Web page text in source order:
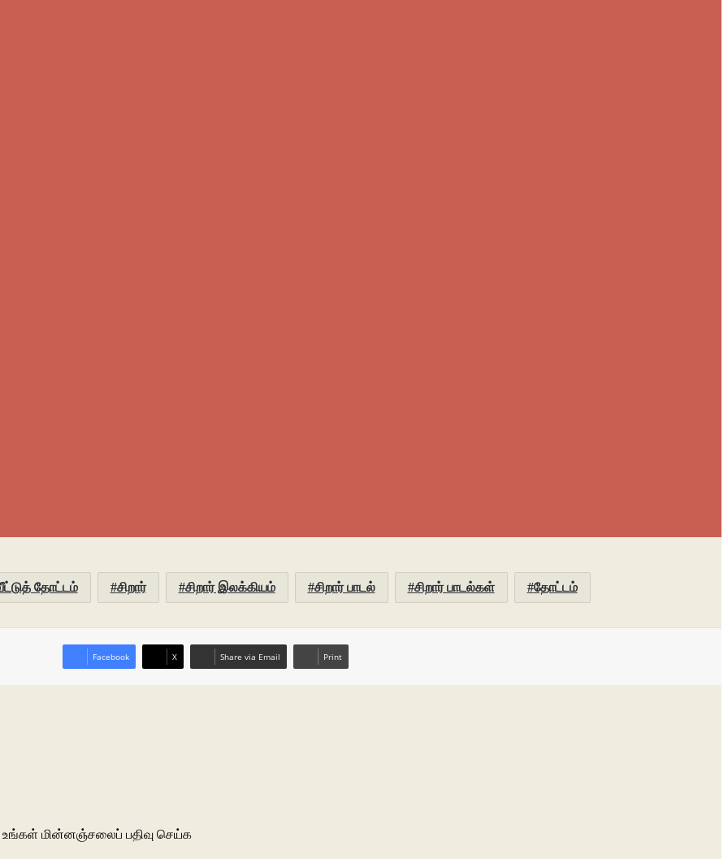
தோட்டம் சிறார் சிறார் இலக்கியம் சிறார் பாடல் சிறார் பாடல்கள் தோட்டம்
Facebook X Share via Email Print
மின்னஞ்சலைப் பதிவு செய்க